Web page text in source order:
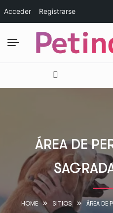
Acceder Registrarse
ÁREA DE
HOME SITIOS ÁREA DE